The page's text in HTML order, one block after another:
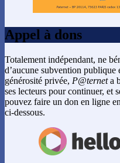
Appel à dons
Totalement indépendant, ne
d’aucune subvention publique
générosité privée, P@terneta
ses lecteurs pour continuer, et
pouvez faire un don en ligne
ci-dessous.